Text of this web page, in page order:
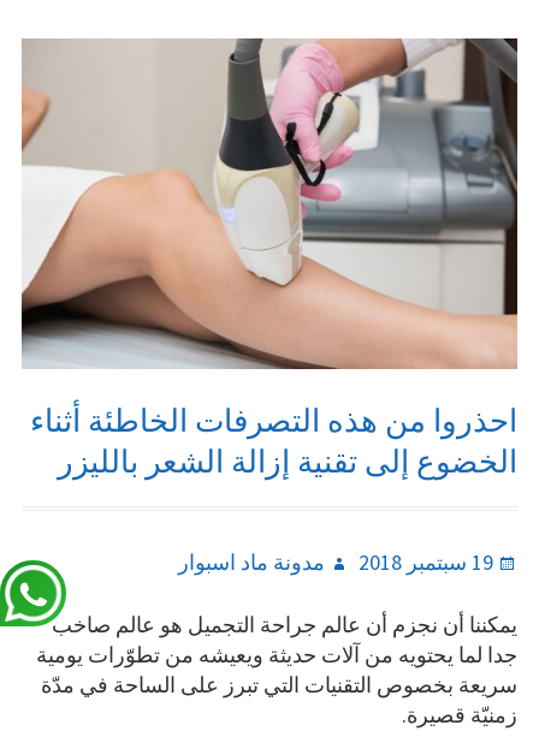
احذروا من هذه التصرفات الخاطئة أثناء
الخضوع إلى تقنية إزالة الشعر بالليزر
Posted
19 سبتمبر 2018 Author
مدونة ماد اسبوار
يمكننا أن نجزم أن عالم جراحة التجميل هو عالم صاخب
جدا لما يحتويه من آلات حديثة ويعيشه من تطوّرات يومية
سريعة بخصوص التقنيات التي تبرز على الساحة في مدّة
زمنيّة قصيرة.